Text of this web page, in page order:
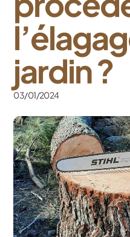
jardin ?
03/01/2024